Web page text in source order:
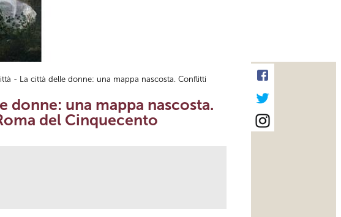
- La città delle donne: una mappa nascosta. Conflitti
donne: una mappa nascosta.
del Cinquecento